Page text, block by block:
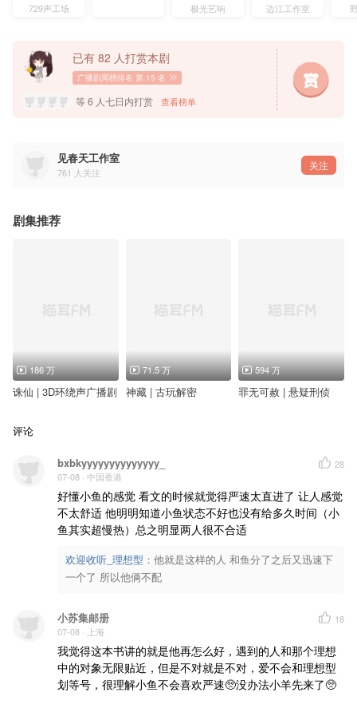
🔥配音组🔥
旁白：陆北 @陆北Filix
严速：余昊威 @有鱼池
参与配音：兰酒 @兰酒酒啾、枣儿 @枣儿-AKRIA、弑血 @弑血是猛1、宋文凯 @一木一叶一轮
729声工场
极光艺响
边江工作室
已有 82 人打赏本剧
广播剧周榜排名 第 15 名
等 6 人七日内打赏 查看榜单
见春天工作室
761 人关注
关注
剧集推荐
186 万
诛仙 | 3D环绕声广播剧
71.5 万
神藏 | 古玩解密
594 万
罪无可赦 | 悬疑刑侦
评论
bxbkyyyyyyyyyyyyyy_
07-08 · 中国香港
28
好懂小鱼的感觉 看文的时候就觉得严速太直进了 让人感觉
不太舒适 他明明知道小鱼状态不好也没有给多久时间（小
鱼其实超慢热）总之明显两人很不合适
欢迎收听_理想型 ： 他就是这样的人 和鱼分了之后又迅速下
一个了 所以他俩不配
小苏集邮册
07-08 · 上海
18
我觉得这本书讲的就是他再怎么好，遇到的人和那个理想
中的对象无限贴近，但是不对就是不对，爱不会和理想型
划等号，很理解小鱼不会喜欢严速🥺没办法小羊先来了🥺